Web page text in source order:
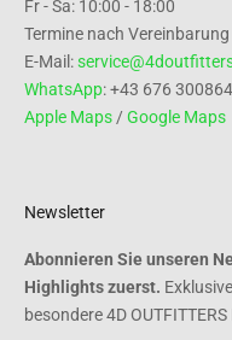
Fr - Sa: 10:00 - 18:00
Termine nach Vereinbarung
E-Mail:
WhatsApp: +43 676
Apple Maps / Google Maps
Newsletter
Abonnieren Sie unseren
Highlights zuerst.
besondere 4D